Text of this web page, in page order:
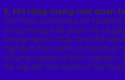
5. Mở rộng mạng lưới quan
hội thảo, workshop về
rộng mạng lưới quan hệ và
trong ngành. Đây là cơ hội để
nghiệm, tìm kiếm cơ hội thực
những người có kinh nghiệm.
hệ này để tìm kiếm cơ hội